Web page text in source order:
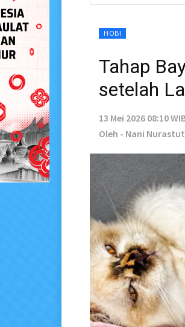
HOBI
Tahap
setelah
13 Mei 2026 08:10
Oleh - Nani